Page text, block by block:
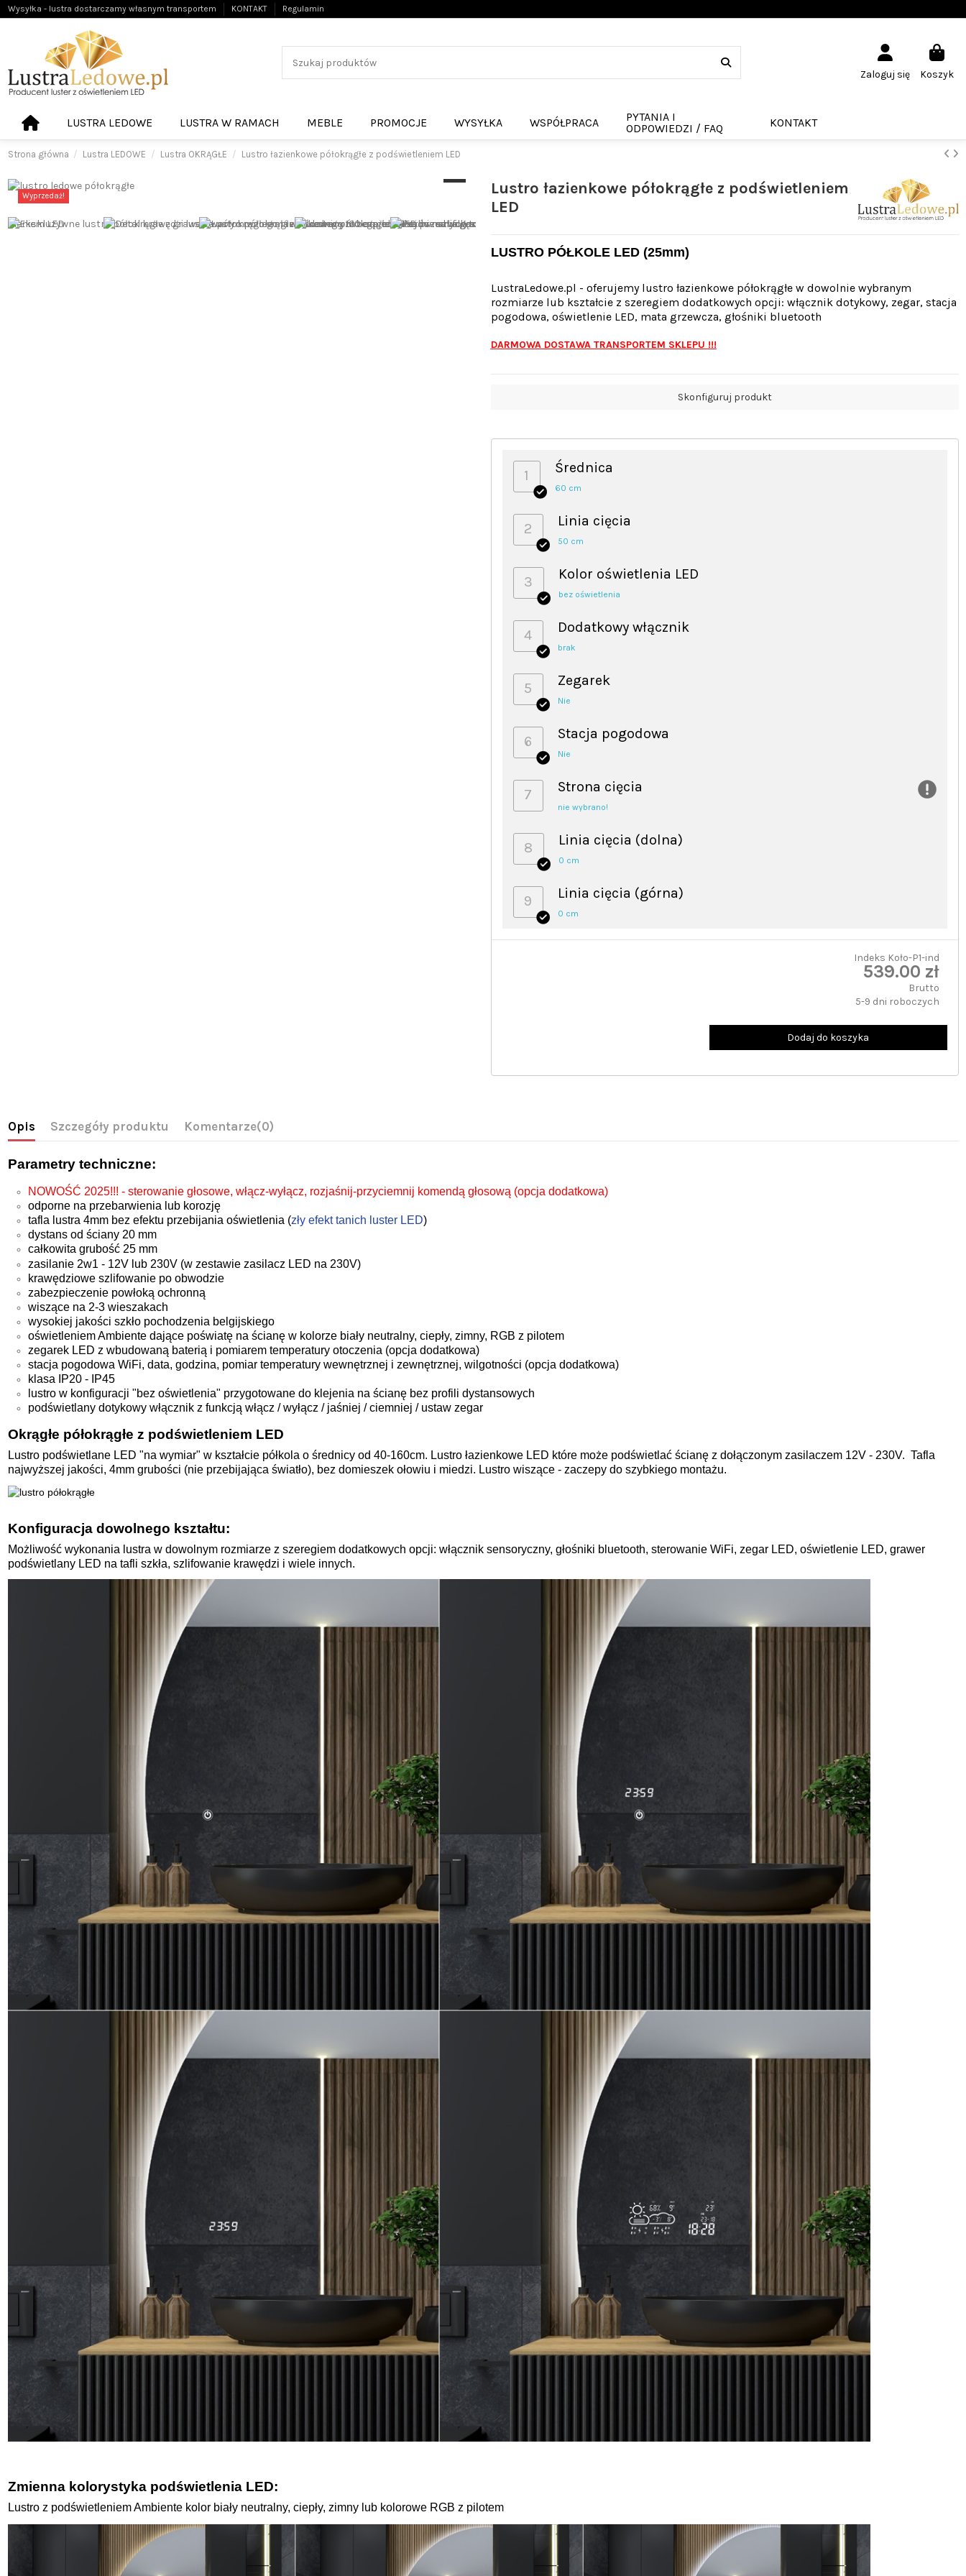
Wysyłka - lustra dostarczamy własnym transportem KONTAKT Regulamin
Zaloguj się Koszyk
LUSTRA LEDOWE LUSTRA W RAMACH MEBLE PROMOCJE WYSYŁKA WSPÓŁPRACA
PYTANIA I
ODPOWIEDZI / FAQ
KONTAKT
Strona główna Lustra LEDOWE Lustra OKRĄGŁE Lustro łazienkowe półokrągłe z podświetleniem LED
Wyprzedaż!
Lustro łazienkowe półokrągłe z podświetleniem
LED
LUSTRO PÓŁKOLE LED (25mm)
LustraLedowe.pl - oferujemy lustro łazienkowe półokrągłe w dowolnie wybranym
rozmiarze lub kształcie z szeregiem dodatkowych opcji: włącznik dotykowy, zegar, stacja
pogodowa, oświetlenie LED, mata grzewcza, głośniki bluetooth
DARMOWA DOSTAWA TRANSPORTEM SKLEPU !!!
Skonfiguruj produkt
1 Średnica
60 cm
2 Linia cięcia
50 cm
3 Kolor oświetlenia LED
bez oświetlenia
4 Dodatkowy włącznik
brak
5 Zegarek
Nie
6 Stacja pogodowa
Nie
7 Strona cięcia
nie wybrano!
8 Linia cięcia (dolna)
0 cm
9 Linia cięcia (górna)
0 cm
Indeks Koło-P1-ind
539.00 zł
Brutto
5-9 dni roboczych
Dodaj do koszyka
Opis Szczegóły produktu Komentarze(0)
Parametry techniczne:
NOWOŚĆ 2025!!! - sterowanie głosowe, włącz-wyłącz, rozjaśnij-przyciemnij komendą głosową (opcja dodatkowa)
odporne na przebarwienia lub korozję
tafla lustra 4mm bez efektu przebijania oświetlenia (zły efekt tanich luster LED)
dystans od ściany 20 mm
całkowita grubość 25 mm
zasilanie 2w1 - 12V lub 230V (w zestawie zasilacz LED na 230V)
krawędziowe szlifowanie po obwodzie
zabezpieczenie powłoką ochronną
wiszące na 2-3 wieszakach
wysokiej jakości szkło pochodzenia belgijskiego
oświetleniem Ambiente dające poświatę na ścianę w kolorze biały neutralny, ciepły, zimny, RGB z pilotem
zegarek LED z wbudowaną baterią i pomiarem temperatury otoczenia (opcja dodatkowa)
stacja pogodowa WiFi, data, godzina, pomiar temperatury wewnętrznej i zewnętrznej, wilgotności (opcja dodatkowa)
klasa IP20 - IP45
lustro w konfiguracji "bez oświetlenia" przygotowane do klejenia na ścianę bez profili dystansowych
podświetlany dotykowy włącznik z funkcją włącz / wyłącz / jaśniej / ciemniej / ustaw zegar
Okrągłe półokrągłe z podświetleniem LED
Lustro podświetlane LED "na wymiar" w kształcie półkola o średnicy od 40-160cm. Lustro łazienkowe LED które może podświetlać ścianę z dołączonym zasilaczem 12V - 230V. Tafla
najwyższej jakości, 4mm grubości (nie przebijająca światło), bez domieszek ołowiu i miedzi. Lustro wiszące - zaczepy do szybkiego montażu.
Konfiguracja dowolnego kształtu:
Możliwość wykonania lustra w dowolnym rozmiarze z szeregiem dodatkowych opcji: włącznik sensoryczny, głośniki bluetooth, sterowanie WiFi, zegar LED, oświetlenie LED, grawer
podświetlany LED na tafli szkła, szlifowanie krawędzi i wiele innych.
Zmienna kolorystyka podświetlenia LED:
Lustro z podświetleniem Ambiente kolor biały neutralny, ciepły, zimny lub kolorowe RGB z pilotem